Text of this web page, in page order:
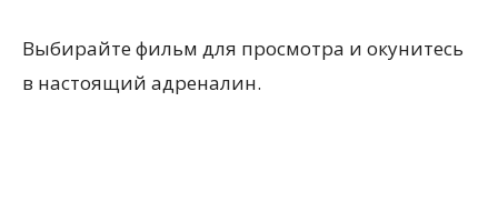
Выбирайте фильм для просмотра и окунитесь
в настоящий адреналин.